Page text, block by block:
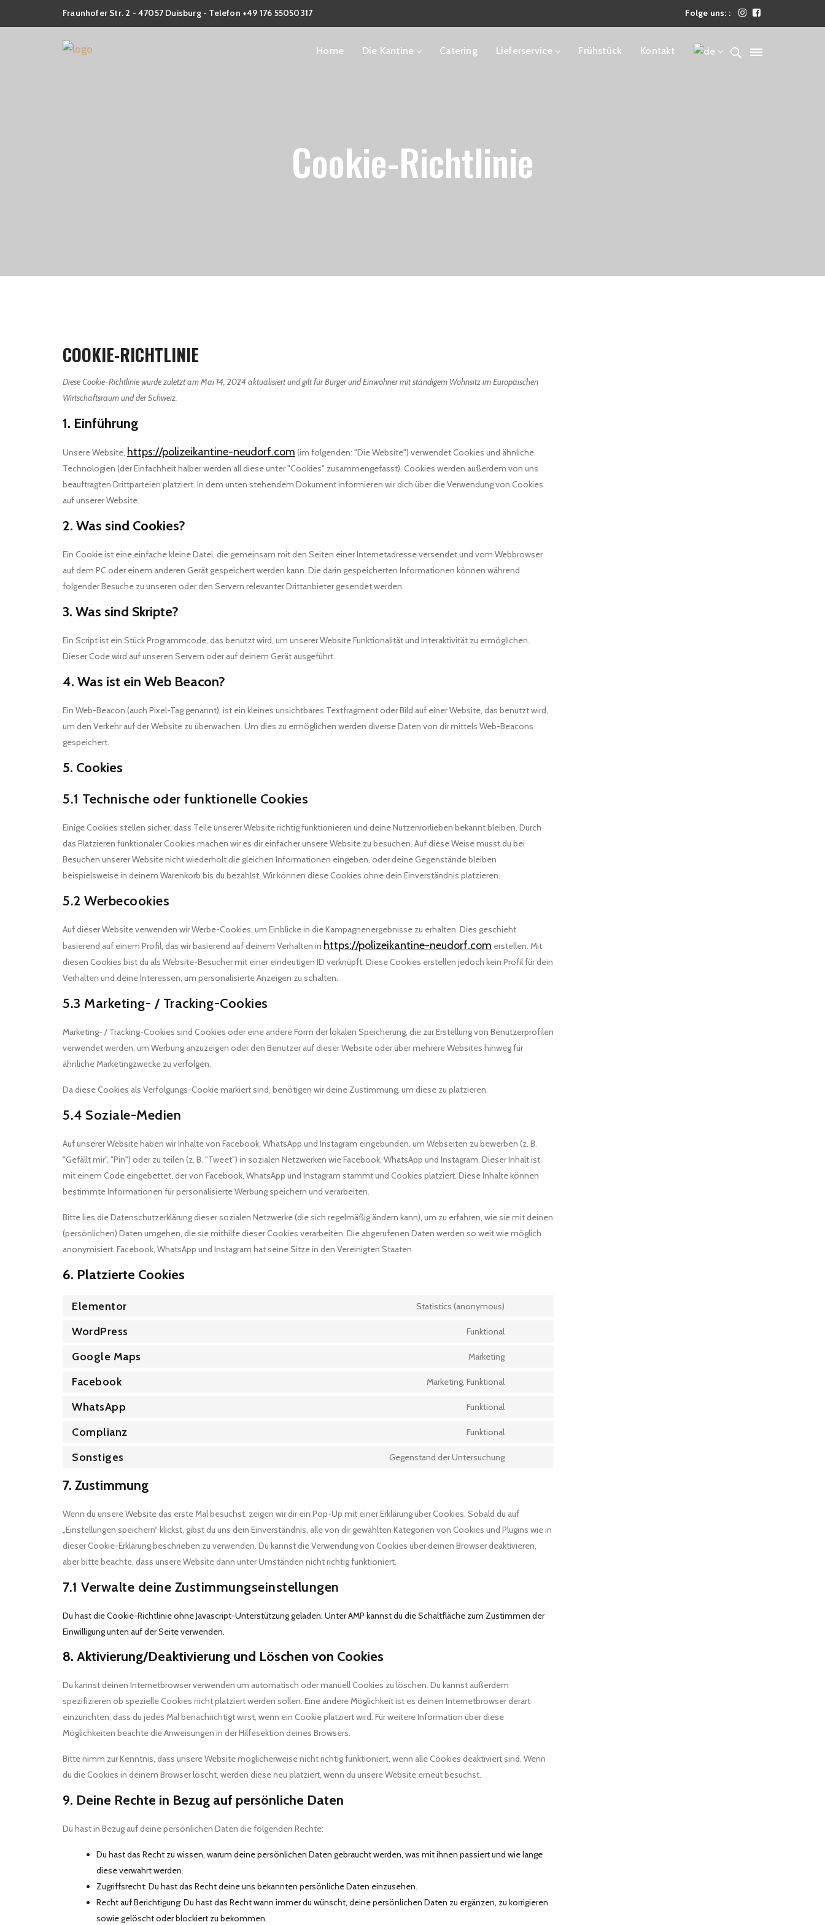
Fraunhofer Str. 2 - 47057 Duisburg - Telefon +49 176 55050317 Folge uns: :
Home Die Kantine Catering Lieferservice Frühstück Kontakt
Cookie-Richtlinie
COOKIE-RICHTLINIE
Diese Cookie-Richtlinie wurde zuletzt am Mai 14, 2024 aktualisiert und gilt für Bürger und Einwohner mit ständigem Wohnsitz im Europäischen
Wirtschaftsraum und der Schweiz.
1. Einführung
Unsere Website, https://polizeikantine-neudorf.com (im folgenden: "Die Website") verwendet Cookies und ähnliche
Technologien (der Einfachheit halber werden all diese unter "Cookies" zusammengefasst). Cookies werden außerdem von uns
beauftragten Drittparteien platziert. In dem unten stehendem Dokument informieren wir dich über die Verwendung von Cookies
auf unserer Website.
2. Was sind Cookies?
Ein Cookie ist eine einfache kleine Datei, die gemeinsam mit den Seiten einer Internetadresse versendet und vom Webbrowser
auf dem PC oder einem anderen Gerät gespeichert werden kann. Die darin gespeicherten Informationen können während
folgender Besuche zu unseren oder den Servern relevanter Drittanbieter gesendet werden.
3. Was sind Skripte?
Ein Script ist ein Stück Programmcode, das benutzt wird, um unserer Website Funktionalität und Interaktivität zu ermöglichen.
Dieser Code wird auf unseren Servern oder auf deinem Gerät ausgeführt.
4. Was ist ein Web Beacon?
Ein Web-Beacon (auch Pixel-Tag genannt), ist ein kleines unsichtbares Textfragment oder Bild auf einer Website, das benutzt wird,
um den Verkehr auf der Website zu überwachen. Um dies zu ermöglichen werden diverse Daten von dir mittels Web-Beacons
gespeichert.
5. Cookies
5.1 Technische oder funktionelle Cookies
Einige Cookies stellen sicher, dass Teile unserer Website richtig funktionieren und deine Nutzervorlieben bekannt bleiben. Durch
das Platzieren funktionaler Cookies machen wir es dir einfacher unsere Website zu besuchen. Auf diese Weise musst du bei
Besuchen unserer Website nicht wiederholt die gleichen Informationen eingeben, oder deine Gegenstände bleiben
beispielsweise in deinem Warenkorb bis du bezahlst. Wir können diese Cookies ohne dein Einverständnis platzieren.
5.2 Werbecookies
Auf dieser Website verwenden wir Werbe-Cookies, um Einblicke in die Kampagnenergebnisse zu erhalten. Dies geschieht
basierend auf einem Profil, das wir basierend auf deinem Verhalten in https://polizeikantine-neudorf.com erstellen. Mit
diesen Cookies bist du als Website-Besucher mit einer eindeutigen ID verknüpft. Diese Cookies erstellen jedoch kein Profil für dein
Verhalten und deine Interessen, um personalisierte Anzeigen zu schalten.
5.3 Marketing- / Tracking-Cookies
Marketing- / Tracking-Cookies sind Cookies oder eine andere Form der lokalen Speicherung, die zur Erstellung von Benutzerprofilen
verwendet werden, um Werbung anzuzeigen oder den Benutzer auf dieser Website oder über mehrere Websites hinweg für
ähnliche Marketingzwecke zu verfolgen.
Da diese Cookies als Verfolgungs-Cookie markiert sind, benötigen wir deine Zustimmung, um diese zu platzieren.
5.4 Soziale-Medien
Auf unserer Website haben wir Inhalte von Facebook, WhatsApp und Instagram eingebunden, um Webseiten zu bewerben (z. B.
"Gefällt mir", "Pin") oder zu teilen (z. B. "Tweet") in sozialen Netzwerken wie Facebook, WhatsApp und Instagram. Dieser Inhalt ist
mit einem Code eingebettet, der von Facebook, WhatsApp und Instagram stammt und Cookies platziert. Diese Inhalte können
bestimmte Informationen für personalisierte Werbung speichern und verarbeiten.
Bitte lies die Datenschutzerklärung dieser sozialen Netzwerke (die sich regelmäßig ändern kann), um zu erfahren, wie sie mit deinen
(persönlichen) Daten umgehen, die sie mithilfe dieser Cookies verarbeiten. Die abgerufenen Daten werden so weit wie möglich
anonymisiert. Facebook, WhatsApp und Instagram hat seine Sitze in den Vereinigten Staaten
6. Platzierte Cookies
Elementor Statistics (anonymous)
WordPress Funktional
Google Maps Marketing
Facebook Marketing, Funktional
WhatsApp Funktional
Complianz Funktional
Sonstiges Gegenstand der Untersuchung
sonstiges
7. Zustimmung
Wenn du unsere Website das erste Mal besuchst, zeigen wir dir ein Pop-Up mit einer Erklärung über Cookies. Sobald du auf
„Einstellungen speichern“ klickst, gibst du uns dein Einverständnis, alle von dir gewählten Kategorien von Cookies und Plugins wie in
dieser Cookie-Erklärung beschrieben zu verwenden. Du kannst die Verwendung von Cookies über deinen Browser deaktivieren,
aber bitte beachte, dass unsere Website dann unter Umständen nicht richtig funktioniert.
7.1 Verwalte deine Zustimmungseinstellungen
Du hast die Cookie-Richtlinie ohne Javascript-Unterstützung geladen. Unter AMP kannst du die Schaltfläche zum Zustimmen der
Einwilligung unten auf der Seite verwenden.
8. Aktivierung/Deaktivierung und Löschen von Cookies
Du kannst deinen Internetbrowser verwenden um automatisch oder manuell Cookies zu löschen. Du kannst außerdem
spezifizieren ob spezielle Cookies nicht platziert werden sollen. Eine andere Möglichkeit ist es deinen Internetbrowser derart
einzurichten, dass du jedes Mal benachrichtigt wirst, wenn ein Cookie platziert wird. Für weitere Information über diese
Möglichkeiten beachte die Anweisungen in der Hilfesektion deines Browsers.
Bitte nimm zur Kenntnis, dass unsere Website möglicherweise nicht richtig funktioniert, wenn alle Cookies deaktiviert sind. Wenn
du die Cookies in deinem Browser löscht, werden diese neu platziert, wenn du unsere Website erneut besuchst.
9. Deine Rechte in Bezug auf persönliche Daten
Du hast in Bezug auf deine persönlichen Daten die folgenden Rechte:
Du hast das Recht zu wissen, warum deine persönlichen Daten gebraucht werden, was mit ihnen passiert und wie lange
diese verwahrt werden.
Zugriffsrecht: Du hast das Recht deine uns bekannten persönliche Daten einzusehen.
Recht auf Berichtigung: Du hast das Recht wann immer du wünscht, deine persönlichen Daten zu ergänzen, zu korrigieren
sowie gelöscht oder blockiert zu bekommen.